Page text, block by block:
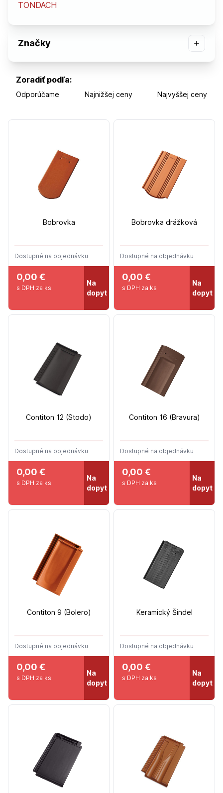
TONDACH
Značky
Zoradiť podľa:
Odporúčame Najnižšej ceny Najvyššej ceny
Bobrovka
Dostupné na objednávku
0,00 €
s DPH za ks
Na
dopyt
Bobrovka drážková
Dostupné na objednávku
0,00 €
s DPH za ks
Na
dopyt
Contiton 12 (Stodo)
Dostupné na objednávku
0,00 €
s DPH za ks
Na
dopyt
Contiton 16 (Bravura)
Dostupné na objednávku
0,00 €
s DPH za ks
Na
dopyt
Contiton 9 (Bolero)
Dostupné na objednávku
0,00 €
s DPH za ks
Na
dopyt
Keramický Šindel
Dostupné na objednávku
0,00 €
s DPH za ks
Na
dopyt